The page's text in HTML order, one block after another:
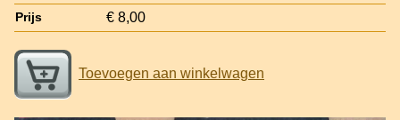
Prijs € 8,00
Toevoegen aan winkelwagen